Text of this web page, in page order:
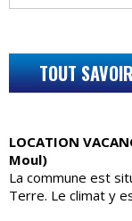
TOUT
LOCATION
Moul)
La commune est
Terre. Le climat y